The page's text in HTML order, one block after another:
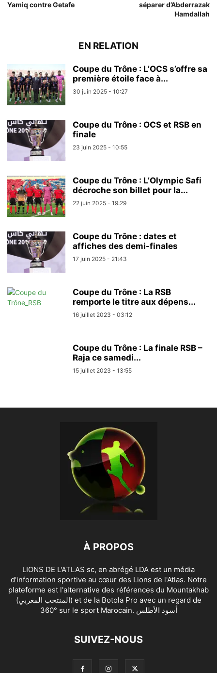
Yamiq contre Getafe
séparer d’Abderrazak
Hamdallah
EN RELATION
Coupe du Trône : L’OCS s’offre sa
première étoile face à...
30 juin 2025 - 10:27
Coupe du Trône : OCS et RSB en
finale
23 juin 2025 - 10:55
Coupe du Trône : L’Olympic Safi
décroche son billet pour la...
22 juin 2025 - 19:29
Coupe du Trône : dates et
affiches des demi-finales
17 juin 2025 - 21:43
Coupe du Trône : La RSB
remporte le titre aux dépens...
16 juillet 2023 - 03:12
Coupe du Trône : La finale RSB –
Raja ce samedi...
15 juillet 2023 - 13:55
À PROPOS
LIONS DE L'ATLAS sc, en abrégé LDA est un média
d'information sportive au cœur des Lions de l'Atlas. Notre
plateforme est l'alternative des références du Mountakhab
(المنتخب المغربي) et de la Botola Pro avec un regard de
360° sur le sport Marocain. أسود الأطلس
SUIVEZ-NOUS